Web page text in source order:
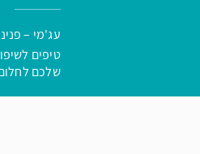
עג'מי –
טיפים
שלכם